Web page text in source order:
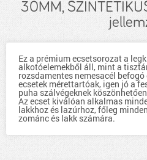
30MM,
Ez a prémium ecsetsorozat a
alkotóelemekből áll, mint a
rozsdamentes nemesacél
ecsetek mérettartóak, igen jó a
puha szálvégeknek
Az ecset kiválóan alkalmas
lakkhoz és lazúrhoz, főleg
zománc és lakk számára.